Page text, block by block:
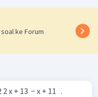
ke Forum
x + 13 ​ − x + 11 ​ ​ .